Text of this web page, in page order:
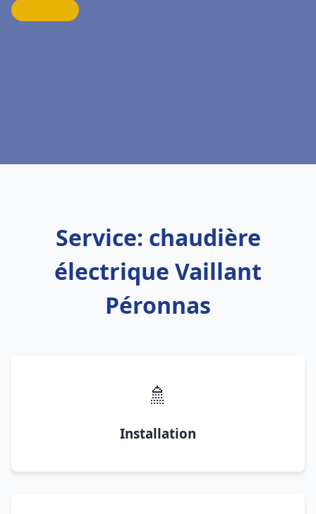
Service: chaudière
électrique Vaillant
Péronnas
🚿
Installation